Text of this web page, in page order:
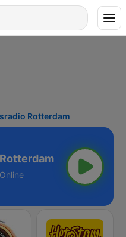
Rotterdam